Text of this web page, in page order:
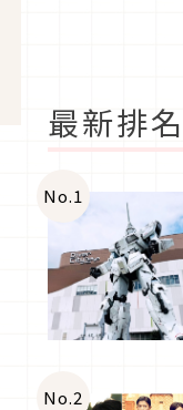
最新排名
No.1
No.2